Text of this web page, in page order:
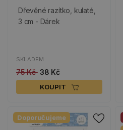
Dřevěné razítko, kulaté,
3 cm - Dárek
SKLADEM
75 Kč 38 Kč
KOUPIT
Doporučujeme